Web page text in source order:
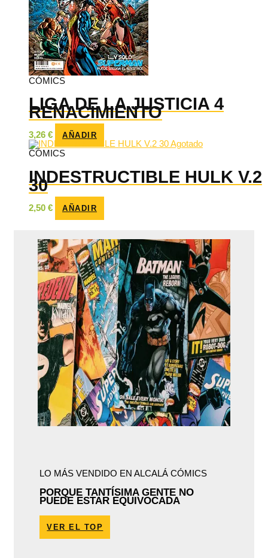
CÓMICS
LIGA DE LA JUSTICIA 4
RENACIMIENTO
3,26 € AÑADIR
Agotado
CÓMICS
INDESTRUCTIBLE HULK V.2
30
2,50 € AÑADIR
LO MÁS VENDIDO EN ALCALÁ CÓMICS
PORQUE TANTÍSIMA GENTE NO
PUEDE ESTAR EQUIVOCADA
VER EL TOP